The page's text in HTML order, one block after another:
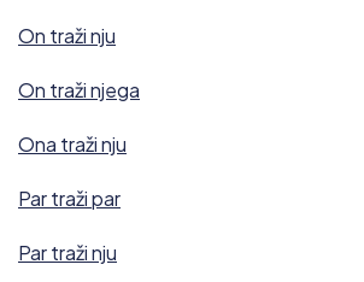
On traži nju
On traži njega
Ona traži nju
Par traži par
Par traži nju